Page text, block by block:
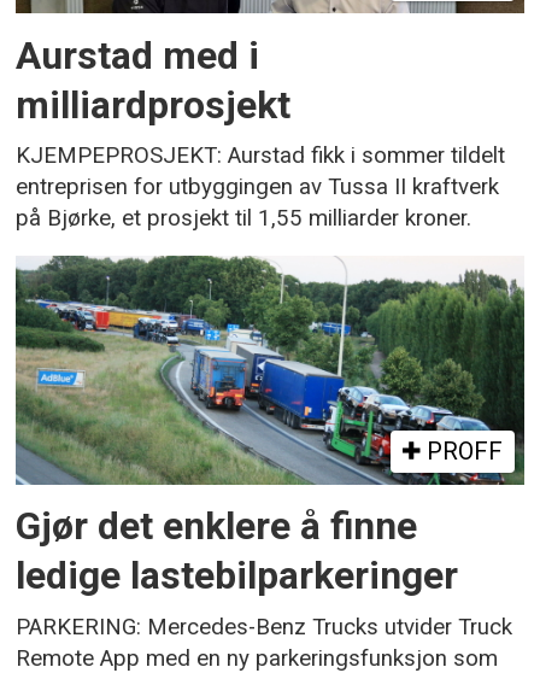
Aurstad med i
milliardprosjekt
KJEMPEPROSJEKT: Aurstad fikk i sommer tildelt
entreprisen for utbyggingen av Tussa II kraftverk
på Bjørke, et prosjekt til 1,55 milliarder kroner.
PROFF
Gjør det enklere å finne
ledige lastebilparkeringer
PARKERING: Mercedes-Benz Trucks utvider Truck
Remote App med en ny parkeringsfunksjon som